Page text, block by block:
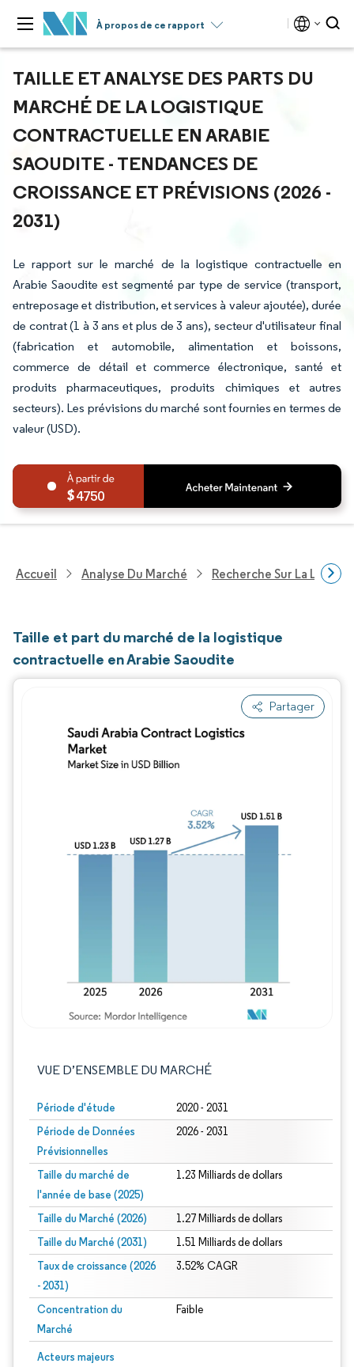
À propos de ce rapport
TAILLE ET ANALYSE DES PARTS DU
MARCHÉ DE LA LOGISTIQUE
CONTRACTUELLE EN ARABIE
SAOUDITE - TENDANCES DE
CROISSANCE ET PRÉVISIONS (2026 -
2031)
Le rapport sur le marché de la logistique contractuelle en
Arabie Saoudite est segmenté par type de service (transport,
entreposage et distribution, et services à valeur ajoutée), durée
de contrat (1 à 3 ans et plus de 3 ans), secteur d'utilisateur final
(fabrication et automobile, alimentation et boissons,
commerce de détail et commerce électronique, santé et
produits pharmaceutiques, produits chimiques et autres
secteurs). Les prévisions du marché sont fournies en termes de
valeur (USD).
4750
Accueil Analyse Du Marché Recherche Sur La
Taille et part du marché de la logistique
contractuelle en Arabie Saoudite
Partager
VUE D’ENSEMBLE DU MARCHÉ
Période d'étude 2020 - 2031
Période de Données
Prévisionnelles
2026 - 2031
Taille du marché de
l'année de base (2025)
1.23 Milliards de dollars
Taille du Marché (2026) 1.27 Milliards de dollars
Taille du Marché (2031) 1.51 Milliards de dollars
Taux de croissance (2026
- 2031)
3.52% CAGR
Concentration du
Marché
Faible
Acteurs majeurs
Image © Mordor Intelligence. La réutilisation nécessite une attribution sous CC